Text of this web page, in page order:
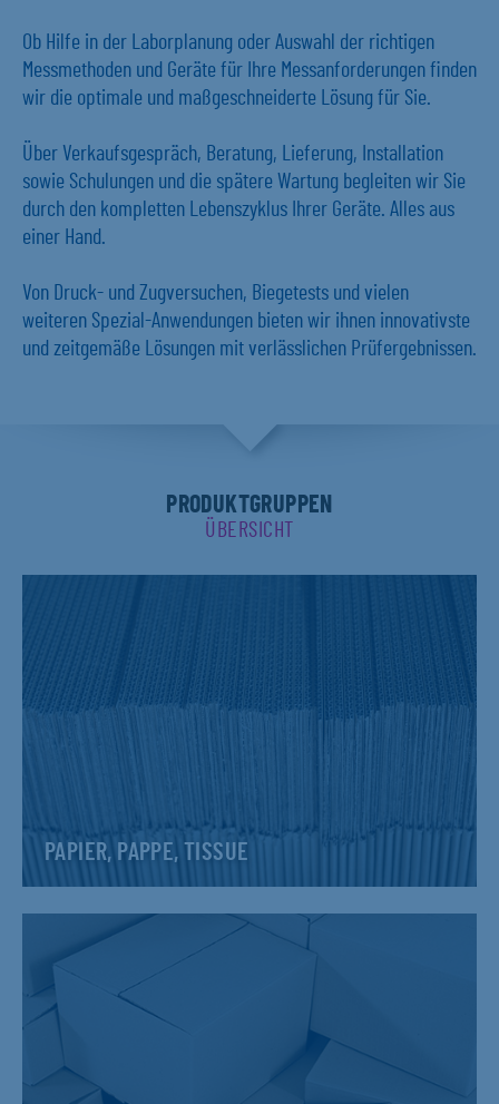
Ob Hilfe in der Laborplanung oder Auswahl der richtigen
Messmethoden und Geräte für Ihre Messanforderungen finden
wir die optimale und maßgeschneiderte Lösung für Sie.
Über Verkaufsgespräch, Beratung, Lieferung, Installation
sowie Schulungen und die spätere Wartung begleiten wir Sie
durch den kompletten Lebenszyklus Ihrer Geräte. Alles aus
einer Hand.
Von Druck- und Zugversuchen, Biegetests und vielen
weiteren Spezial-Anwendungen bieten wir ihnen innovativste
und zeitgemäße Lösungen mit verlässlichen Prüfergebnissen.
PRODUKTGRUPPEN
ÜBERSICHT
PAPIER, PAPPE, TISSUE